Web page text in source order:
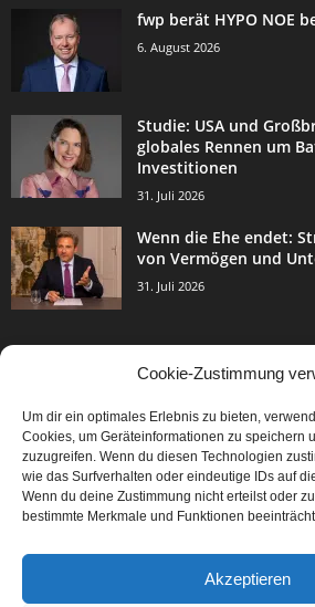
Cookie-Zustimmung
Um dir ein optimales Erlebnis zu bieten,
Cookies, um Geräteinformationen zu speichern
zuzugreifen. Wenn du diesen Technologien
wie das Surfverhalten oder eindeutige IDs auf
Wenn du deine Zustimmung nicht erteilst oder
bestimmte Merkmale und Funktionen
Akzeptieren
fwp berät HYPO NOE
6. August 2026
Studie: USA und
globales Rennen um
Investitionen
31. Juli 2026
Wenn die Ehe endet:
von Vermögen und
31. Juli 2026
Events & Success
Breaking News
Aktuelles
Featured Article
Karriere